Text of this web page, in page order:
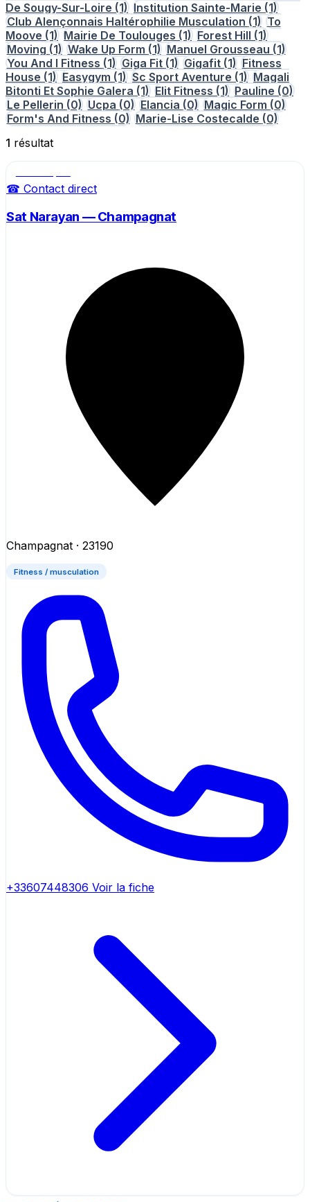
De Sougy-Sur-Loire (1) Institution Sainte-Marie (1)
Club Alençonnais Haltérophilie Musculation (1) To
Moove (1) Mairie De Toulouges (1) Forest Hill (1)
Moving (1) Wake Up Form (1) Manuel Grousseau (1)
You And I Fitness (1) Giga Fit (1) Gigafit (1) Fitness
House (1) Easygym (1) Sc Sport Aventure (1) Magali
Bitonti Et Sophie Galera (1) Elit Fitness (1) Pauline (0)
Le Pellerin (0) Ucpa (0) Elancia (0) Magic Form (0)
Form's And Fitness (0) Marie-Lise Costecalde (0)
1 résultat
☎ Contact direct
Sat Narayan — Champagnat
Champagnat · 23190
Fitness / musculation
+33607448306 Voir la fiche